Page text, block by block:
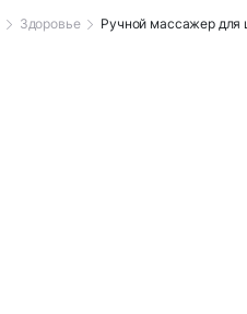
Здоровье Ручной массажер для